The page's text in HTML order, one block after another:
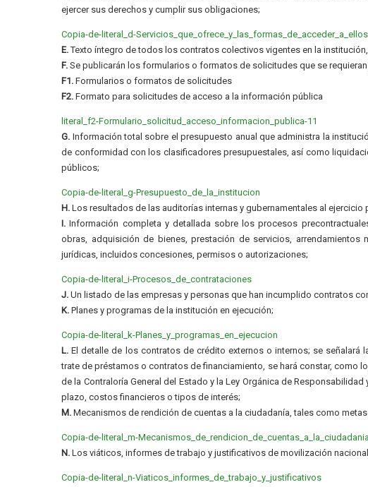
ejercer sus derechos y cumplir sus obligaciones;
Copia-de-literal_d-Servicios_que_ofrece_y_las_formas_de_acceder_a_ellos
E.Texto íntegro de todos los contratos colectivos vigentes en la
F. Se publicarán los formularios o formatos de solicitudes que se
F1. Formularios o formatos de solicitudes
F2. Formato para solicitudes de acceso a la información pública
literal_f2-Formulario_solicitud_acceso_informacion_publica-11
G. Información total sobre el presupuesto anual que administra la
de conformidad con los clasificadores presupuestales, así como
públicos;
Copia-de-literal_g-Presupuesto_de_la_institucion
H. Los resultados de las auditorías internas y gubernamentales al ejercicio
I. Información completa y detallada sobre los procesos
obras, adquisición de bienes, prestación de servicios,
jurídicas, incluidos concesiones, permisos o autorizaciones;
Copia-de-literal_i-Procesos_de_contrataciones
J. Un listado de las empresas y personas que han incumplido contratos
K. Planes y programas de la institución en ejecución;
Copia-de-literal_k-Planes_y_programas_en_ejecucion
L. El detalle de los contratos de crédito externos o internos; se
trate de préstamos o contratos de financiamiento, se hará constar, como
de la Contraloría General del Estado y la Ley Orgánica de
plazo, costos financieros o tipos de interés;
M. Mecanismos de rendición de cuentas a la ciudadanía, tales como
Copia-de-literal_m-Mecanismos_de_rendicion_de_cuentas_a_la_ciudadania
N. Los viáticos, informes de trabajo y justificativos de movilización
Copia-de-literal_n-Viaticos_informes_de_trabajo_y_justificativos